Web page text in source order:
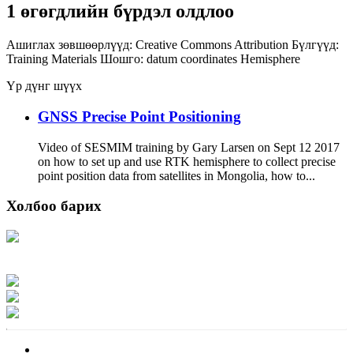
1 өгөгдлийн бүрдэл олдлоо
Ашиглах зөвшөөрлүүд: Creative Commons Attribution Бүлгүүд:
Training Materials Шошго: datum coordinates Hemisphere
Үр дүнг шүүх
GNSS Precise Point Positioning
Video of SESMIM training by Gary Larsen on Sept 12 2017
on how to set up and use RTK hemisphere to collect precise
point position data from satellites in Mongolia, how to...
Холбоо барих